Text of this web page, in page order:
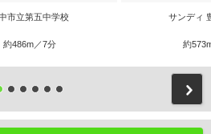
市立第五中学校
約486m／7分
サンディ
約